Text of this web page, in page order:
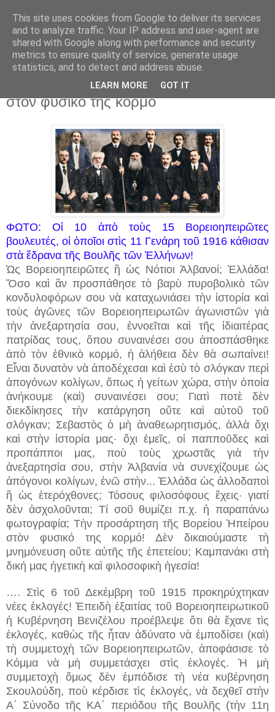
3 Ιουν 2026
Ἡ προσάρτησις τῆς Βορείου Ἠπείρου
στὸν φυσικό της κορμό
ΦΩΤΟ: Οἱ 10 ἀπὸ τοὺς 15 Βορειοηπειρῶτες
βουλευτές, οἱ ὁποῖοι στὶς 11 Γενάρη τοῦ 1916 κάθισαν
στὰ ἕδρανα τῆς Βουλῆς τῶν Ἑλλήνων!
Ὡς Βορειοηπειρῶτες ἢ ὡς Νότιοι Ἀλβανοί; Ἑλλάδα!
Ὅσο καὶ ἂν προσπάθησε τὸ βαρὺ πυροβολικὸ τῶν
κονδυλοφόρων σου νὰ καταχωνιάσει τὴν ἱστορία καὶ
τοὺς ἀγῶνες τῶν Βορειοηπειρωτῶν ἀγωνιστῶν γιὰ
τὴν ἀνεξαρτησία σου, ἐννοεῖται καὶ τῆς ἰδιαιτέρας
πατρίδας τους, ὅπου συναινέσει σου ἀποσπάσθηκε
ἀπὸ τὸν ἐθνικὸ κορμό, ἡ ἀλήθεια δὲν θὰ σωπαίνει!
Εἶναι δυνατὸν νὰ ἀποδέχεσαι καὶ ἐσὺ τὸ σλόγκαν περὶ
ἀπογόνων κολίγων, ὅπως ἡ γείτων χώρα, στὴν ὁποία
ἀνήκουμε (καὶ) συναινέσει σου; Γιατὶ ποτὲ δὲν
διεκδίκησες τὴν κατάργηση οὔτε καὶ αὐτοῦ τοῦ
σλόγκαν; Σεβαστὸς ὁ μὴ ἀναθεωρητισμός, ἀλλὰ ὄχι
καὶ στὴν ἱστορία μας· ὄχι ἐμεῖς, οἱ παπποῦδες καὶ
προπάπποι μας, ποὺ τοὺς χρωστᾶς γιὰ τὴν
ἀνεξαρτησία σου, στὴν Ἀλβανία νὰ συνεχίζουμε ὡς
ἀπόγονοι κολίγων, ἐνῶ στὴν... Ἑλλάδα ὡς ἀλλοδαποὶ
ἢ ὡς ἑτερόχθονες; Τόσους φιλοσόφους ἔχεις· γιατί
δὲν ἀσχολοῦνται; Τί σοῦ θυμίζει π.χ. ἡ παραπάνω
φωτογραφία; Τὴν προσάρτηση τῆς Βορείου Ἠπείρου
στὸν φυσικό της κορμό! Δὲν δικαιούμαστε τὴ
μνημόνευση οὔτε αὐτῆς τῆς ἐπετείου; Καμπανάκι στὴ
δική μας ἡγετικὴ καὶ φιλοσοφικὴ ἡγεσία!
…. Στὶς 6 τοῦ Δεκέμβρη τοῦ 1915 προκηρύχτηκαν
νέες ἐκλογές! Ἐπειδὴ ἐξαιτίας τοῦ Βορειοηπειρωτικοῦ
ἡ Κυβέρνηση Βενιζέλου προέβλεψε ὅτι θὰ ἔχανε τὶς
ἐκλογές, καθὼς τῆς ἦταν ἀδύνατο νὰ ἐμποδίσει (καὶ)
τὴ συμμετοχὴ τῶν Βορειοηπειρωτῶν, ἀποφάσισε τὸ
Κόμμα νὰ μὴ συμμετάσχει στὶς ἐκλογές. Ἡ μὴ
συμμετοχὴ ὅμως δὲν ἐμπόδισε τὴ νέα κυβέρνηση
Σκουλούδη, ποὺ κέρδισε τὶς ἐκλογές, νὰ δεχθεῖ στὴν
Α΄ Σύνοδο τῆς ΚΑ΄ περιόδου τῆς Βουλῆς (τὴν 11η
This site uses cookies from Google to deliver its services
and to analyze traffic. Your IP address and user-agent are
shared with Google along with performance and security
metrics to ensure quality of service, generate usage
statistics, and to detect and address abuse.
LEARN MORE GOT IT